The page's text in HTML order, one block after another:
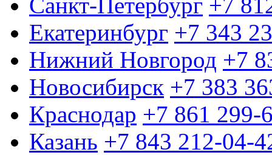
Екатеринбург +7 343
Нижний Новгород +7
Новосибирск +7 383
Краснодар +7 861 299-
Казань +7 843 212-04-